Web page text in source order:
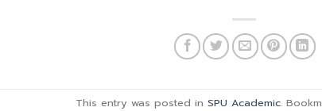
This entry was posted inSPU Academic.